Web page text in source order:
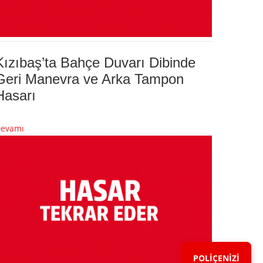
Bahçe Duvarı Dibinde
Manevra ve Arka Tampon
POLİÇENİZİ